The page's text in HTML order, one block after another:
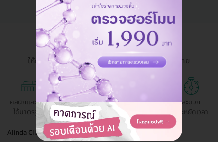
HDmall Health ดี อะไรก็ดี
ให้การเข้าถึงบริการสุขภาพและความงามเป็นเรื่องง่าย
คลินิกและ รพ.
ได้มาตรฐาน
ถูกกว่าจองตรง
ด้วยตัวเอง
ผ่อนสบาย 0%
สะดวก
ประหยัดเวลา
Alinda Clinic เพื่อความงามและผิวพรรณ